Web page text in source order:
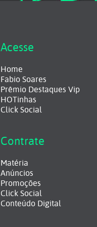
Acesse
Home
Fabio Soares
Prêmio Destaques Vip
HOTinhas
Click Social
Contrate
Matéria
Anúncios
Promoções
Click Social
Conteúdo Digital